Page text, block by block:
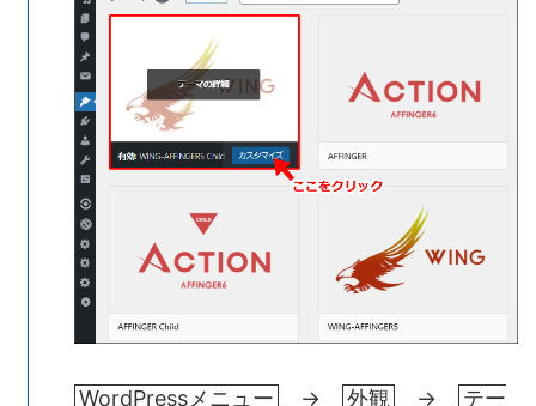
WordPressメニュー → 外観 →
テー